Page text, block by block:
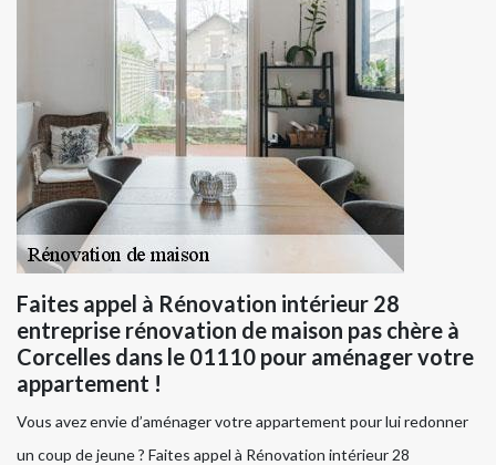
Faites appel à Rénovation intérieur 28
entreprise rénovation de maison pas chère à
Corcelles dans le 01110 pour aménager votre
appartement !
Vous avez envie d’aménager votre appartement pour lui redonner
un coup de jeune ? Faites appel à Rénovation intérieur 28